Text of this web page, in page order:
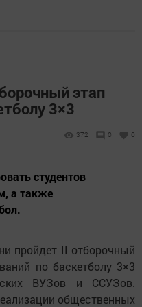
этап
3×3
372 0 0
студентов
а также
пройдет II отборочный
по баскетболу 3×3
ВУЗов и ССУЗов.
общественных